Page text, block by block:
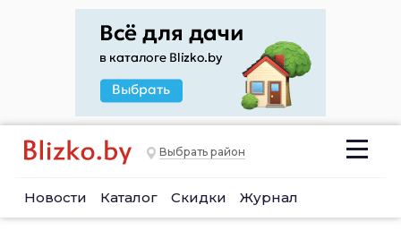
Выбрать район
Новости Каталог Скидки Журнал